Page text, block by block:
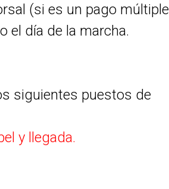
(si es un pago múltiple
el día de la marcha.
siguientes puestos de
y llegada.